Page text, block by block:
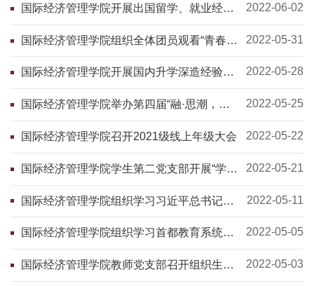
国际经济管理学院开展出国留学、就业经验
分享讲座
2022-06-02
国际经济管理学院组织全体团员观看“青春心
向党 百年再启航”主题云团课
2022-05-31
国际经济管理学院开展国内升学深造经验分
享讲座
2022-05-28
国际经济管理学院举办第四届“融·思潮，汇·
争鸣，创·未来”学术分享会
2022-05-25
国际经济管理学院召开2021级线上年级大会 2022-05-22
国际经济管理学院学生第二党支部开展“学党
章、知党规、严党纪”主题党日活动
2022-05-21
国际经济管理学院组织学习习近平总书记在
庆祝中国共产主义青年团成立100周年大会
上的重要讲话
2022-05-11
国际经济管理学院组织学习首都教育系统弘
扬北京冬奥精神“大思政课”
2022-05-05
国际经济管理学院教师党支部召开组织生活
会
2022-05-03